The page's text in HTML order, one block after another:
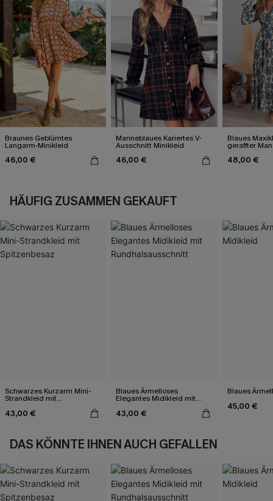
Braunes Geblümtes
Langarm-Minikleid
46,00 €
Marineblaues Kariertes V-
Ausschnitt Minikleid
46,00 €
Blaues
geraffter
48,00 €
HÄUFIG ZUSAMMEN GEKAUFT
Schwarzes Kurzarm Mini-
Strandkleid mit
43,00 €
Blaues Ärmelloses
Elegantes Midikleid mit
43,00 €
Blaues
45,00 €
DAS KÖNNTE IHNEN AUCH GEFALLEN